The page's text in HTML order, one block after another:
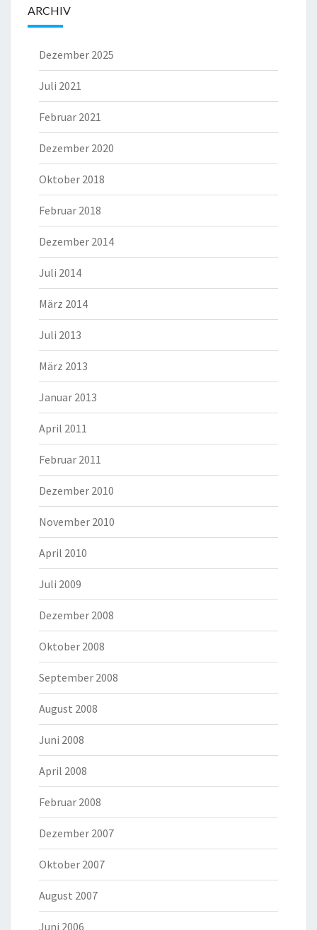
ARCHIV
Dezember 2025
Juli 2021
Februar 2021
Dezember 2020
Oktober 2018
Februar 2018
Dezember 2014
Juli 2014
März 2014
Juli 2013
März 2013
Januar 2013
April 2011
Februar 2011
Dezember 2010
November 2010
April 2010
Juli 2009
Dezember 2008
Oktober 2008
September 2008
August 2008
Juni 2008
April 2008
Februar 2008
Dezember 2007
Oktober 2007
August 2007
Juni 2006